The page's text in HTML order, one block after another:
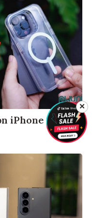
iPhone 14 Pro
✕